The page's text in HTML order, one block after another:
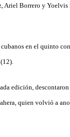
Ariel Borrero y
en el quinto
edición,
quien volvió a